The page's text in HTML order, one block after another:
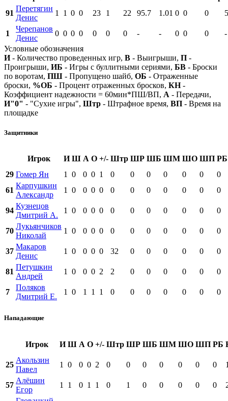
91
Перетягин
Денис
1 1 0 0 23 1 22 95.7 1.01 0 0 0
1
Черепанов
Денис
0 0 0 0 0 0 0 - - 0 0 0
-
Условные обозначения
И- Количество проведенных игр, В - Выигрыши, П -
Проигрыши, ИБ - Игры с буллитными сериями, БВ - Броски
по воротам, ПШ - Пропущено шайб, ОБ - Отраженные
броски, %ОБ - Процент отраженных бросков, КН-
Коэффициент надежности = 60мин*ПШ/ВП, А - Передачи,
И"0" - "Сухие игры", Штр - Штрафное время, ВП - Время на
площадке
Защитники
Игрок И Ш А О +/- Штр ШР ШБ ШМ ШО ШП РБ
29 Гомер Ян 1 0 0 0 1 0 0 0 0 0 0
0
61
Карпушкин
Александр
1 0 0 0 0 0 0 0 0 0 0 0
94
Кузнецов
Дмитрий А.
1 0 0 0 0 0 0 0 0 0 0 0
70
Лукьянчиков
Николай
1 0 0 0 0 0 0 0 0 0 0 0
37
Макаров
Денис
1 0 0 0 0 32 0 0 0 0 0 0
81
Петушкин
Андрей
1 0 0 0 2 2 0 0 0 0 0 0
7
Поляков
Дмитрий Е.
1 0 1 1 1 0 0 0 0 0 0 0
Нападающие
Игрок И Ш А О +/- Штр ШР ШБ ШМ ШО ШП РБ
25
Акользин
Павел
1 0 0 0 2 0 0 0 0 0 0 0
57
Алёшин
Егор
1 1 0 1 1 0 1 0 0 0 0 0